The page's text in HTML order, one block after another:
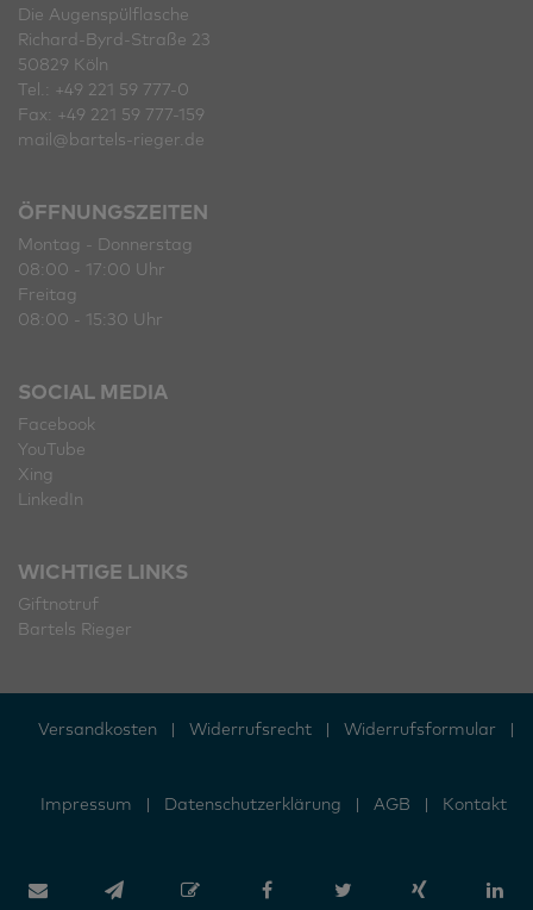
Die Augenspülflasche
Richard-Byrd-Straße 23
50829 Köln
Tel.: +49 221 59 777-0
Fax: +49 221 59 777-159
mail@bartels-rieger.de
ÖFFNUNGSZEITEN
Montag - Donnerstag
08:00 - 17:00 Uhr
Freitag
08:00 - 15:30 Uhr
SOCIAL MEDIA
Facebook
YouTube
Xing
LinkedIn
WICHTIGE LINKS
Giftnotruf
Bartels Rieger
Versandkosten Widerrufs­recht Widerrufs­formular
Impressum Daten­schutz­erklärung AGB Kontakt